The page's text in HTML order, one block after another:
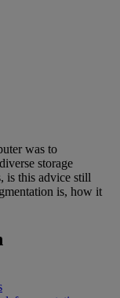
was to
storage
is this advice still
is, how it